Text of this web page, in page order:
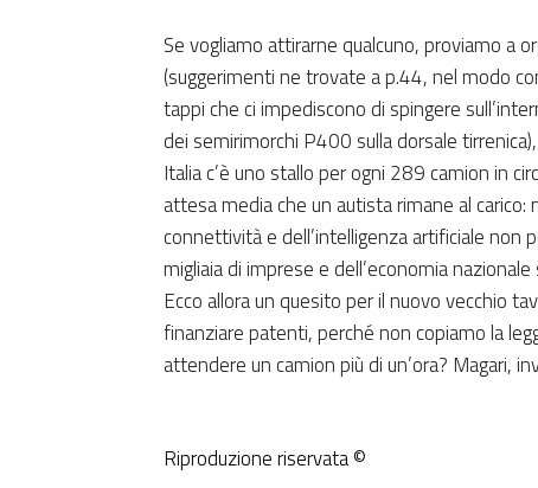
Se vogliamo attirarne qualcuno, proviamo a
(suggerimenti ne trovate a p.44, nel modo
tappi che ci impediscono di spingere
dei semirimorchi P400 sulla dorsale
Italia c’è uno stallo per ogni 289 camion in
attesa media che un autista rimane al
connettività e dell’intelligenza artificiale
migliaia di imprese e dell’economia
Ecco allora un quesito per il nuovo vecchio
finanziare patenti, perché non copiamo la
attendere un camion più di un’ora? Magari,
Riproduzione riservata ©